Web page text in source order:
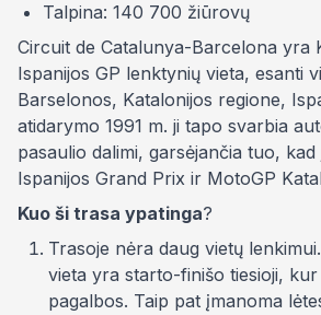
Talpina: 140 700 žiūrovų
Circuit de Catalunya-Barcelona yra
Ispanijos GP lenktynių vieta, esanti
Barselonos, Katalonijos regione,
atidarymo 1991 m. ji tapo svarbia
pasaulio dalimi, garsėjančia tuo, kad
Ispanijos Grand Prix ir MotoGP
Kuo ši trasa ypatinga?
Trasoje nėra daug vietų
vieta yra starto-finišo tiesioji, kur
pagalbos. Taip pat įmanoma